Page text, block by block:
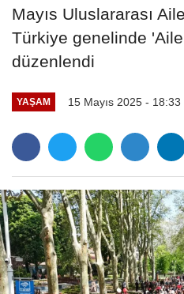
Mayıs Uluslararası
Türkiye genelinde 'Aile
düzenlendi
YAŞAM 15 Mayıs 2025 - 18:33